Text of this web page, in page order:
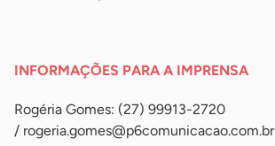
INFORMAÇÕES PARA A IMPRENSA
Rogéria Gomes: (27) 99913-2720
/ rogeria.gomes@p6comunicacao.com.br